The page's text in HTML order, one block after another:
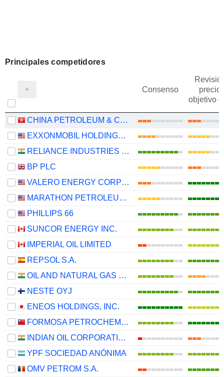
Principales competidores
Consenso
precio
objetivo
CHINA PETROLEUM & CHEMICAL CORPORATION
EXXONMOBIL HOLDINGS CORPORATION
RELIANCE INDUSTRIES LTD
BP PLC
VALERO ENERGY CORPORATION
MARATHON PETROLEUM CORPORATION
PHILLIPS 66
SUNCOR ENERGY INC.
IMPERIAL OIL LIMITED
REPSOL S.A.
OIL AND NATURAL GAS CORPORATION LIMITED
NESTE OYJ
ENEOS HOLDINGS, INC.
FORMOSA PETROCHEMICAL CORPORATION
INDIAN OIL CORPORATION LIMITED
YPF SOCIEDAD ANÓNIMA
OMV PETROM S.A.